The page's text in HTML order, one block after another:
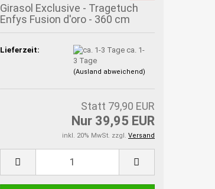
Girasol Exclusive - Tragetuch
Enfys Fusion d'oro - 360 cm
Lieferzeit:
ca. 1-
3 Tage
(Ausland abweichend)
Statt 79,90 EUR
Nur 39,95 EUR
inkl. 20% MwSt. zzgl. Versand